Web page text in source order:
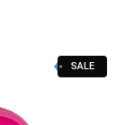
SALE